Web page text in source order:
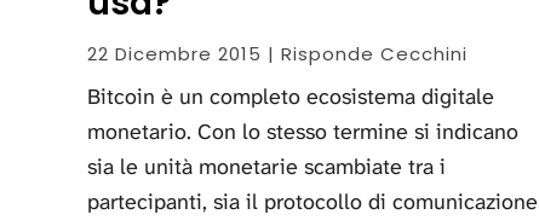
22 Dicembre 2015 | Risponde Cecchini
Bitcoin è un completo ecosistema digitale
monetario. Con lo stesso termine si indicano
sia le unità monetarie scambiate tra i
partecipanti, sia il protocollo di comunicazione